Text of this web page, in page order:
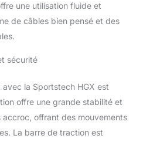
une utilisation fluide et
de câbles bien pensé et des
sécurité
avec la Sportstech HGX est
offre une grande stabilité et
offrant des mouvements
La barre de traction est